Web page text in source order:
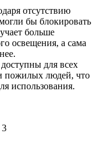
отсутствию
бы блокировать
больше
освещения, а сама
для всех
пожилых людей, что
использования.